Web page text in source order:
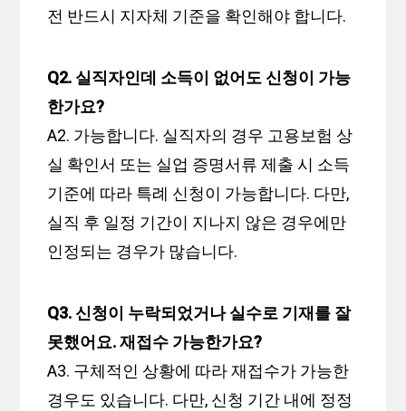
전 반드시 지자체 기준을 확인해야 합니다.
Q2. 실직자인데 소득이 없어도 신청이 가능
한가요?
A2. 가능합니다. 실직자의 경우 고용보험 상
실 확인서 또는 실업 증명서류 제출 시 소득
기준에 따라 특례 신청이 가능합니다. 다만,
실직 후 일정 기간이 지나지 않은 경우에만
인정되는 경우가 많습니다.
Q3. 신청이 누락되었거나 실수로 기재를 잘
못했어요. 재접수 가능한가요?
A3. 구체적인 상황에 따라 재접수가 가능한
경우도 있습니다. 다만, 신청 기간 내에 정정